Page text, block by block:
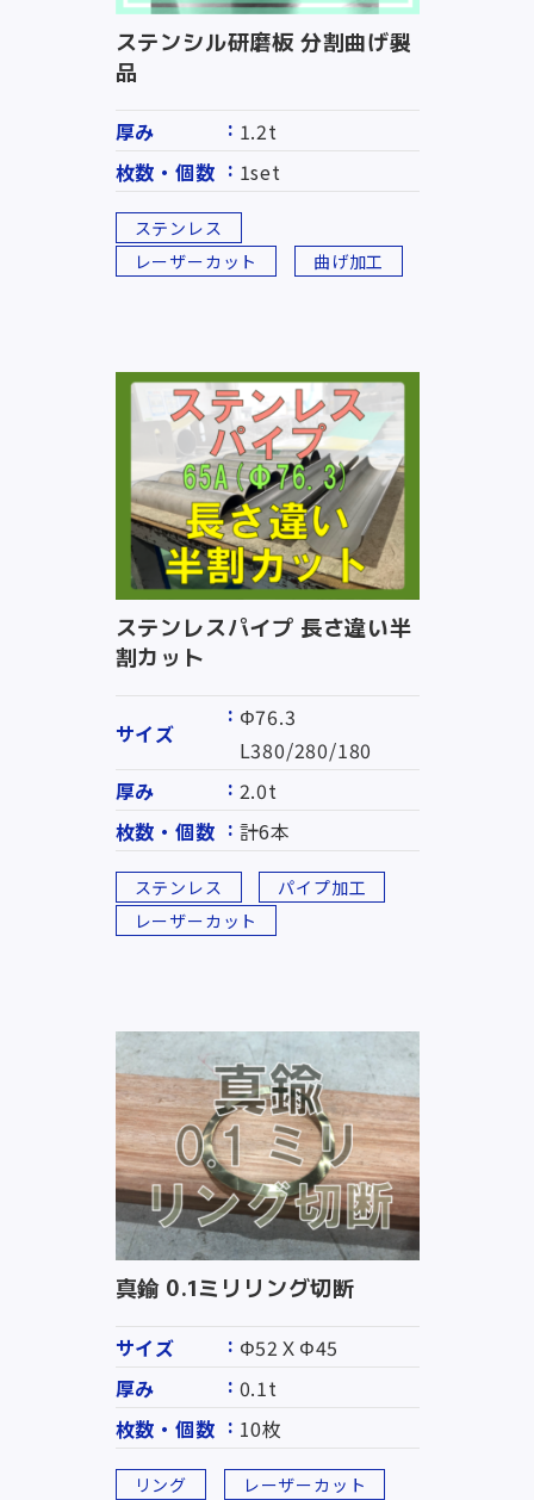
ステンシル研磨板 分割曲げ製
品
厚み
1.2t
枚数・個数
1set
ステンレス
レーザーカット
曲げ加工
ステンレスパイプ 長さ違い半
割カット
サイズ
Φ76.3
L380/280/180
厚み
2.0t
枚数・個数
計6本
ステンレス
パイプ加工
レーザーカット
真鍮 0.1ミリリング切断
サイズ
Φ52ＸΦ45
厚み
0.1t
枚数・個数
10枚
リング
レーザーカット